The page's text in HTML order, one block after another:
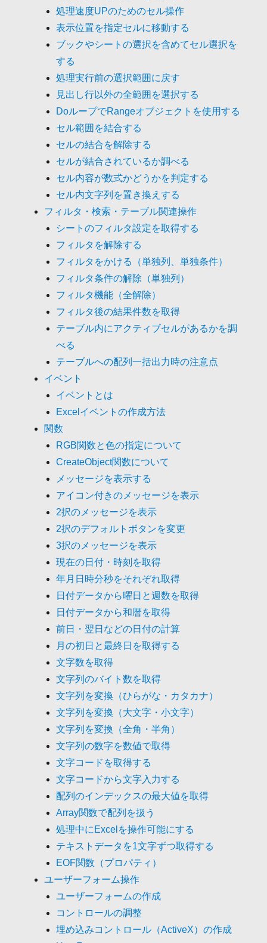
処理速度UPのためのセル操作
表示位置を指定セルに移動する
ブックやシートの選択を含めてセル選択を
する
処理実行前の選択範囲に戻す
見出し行以外の全範囲を選択する
DoループでRangeオブジェクトを使用する
セル範囲を結合する
セルの結合を解除する
セルが結合されているか調べる
セル内容が数式かどうかを判定する
セル内文字列を置き換えする
フィルタ・検索・テーブル関連操作
シートのフィルタ設定を取得する
フィルタを解除する
フィルタをかける（単独列、単独条件）
フィルタ条件の解除（単独列）
フィルタ機能（全解除）
フィルタ後の結果件数を取得
テーブル内にアクティブセルがあるかを調
べる
テーブルへの配列一括出力時の注意点
イベント
イベントとは
Excelイベントの作成方法
関数
RGB関数と色の指定について
CreateObject関数について
メッセージを表示する
アイコン付きのメッセージを表示
2択のメッセージを表示
2択のデフォルトボタンを変更
3択のメッセージを表示
現在の日付・時刻を取得
年月日時分秒をそれぞれ取得
日付データから曜日と週数を取得
日付データから和暦を取得
前日・翌日などの日付の計算
月の初日と最終日を取得する
文字数を取得
文字列のバイト数を取得
文字列を変換（ひらがな・カタカナ）
文字列を変換（大文字・小文字）
文字列を変換（全角・半角）
文字列の数字を数値で取得
文字コードを取得する
文字コードから文字入力する
配列のインデックスの最大値を取得
Array関数で配列を扱う
処理中にExcelを操作可能にする
テキストデータを1文字ずつ取得する
EOF関数（プロパティ）
ユーザーフォーム操作
ユーザーフォームの作成
コントロールの調整
埋め込みコントロール（ActiveX）の作成